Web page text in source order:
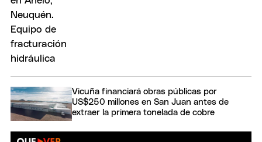
Vicuña financiará obras públicas por
US$250 millones en San Juan antes de
extraer la primera tonelada de cobre